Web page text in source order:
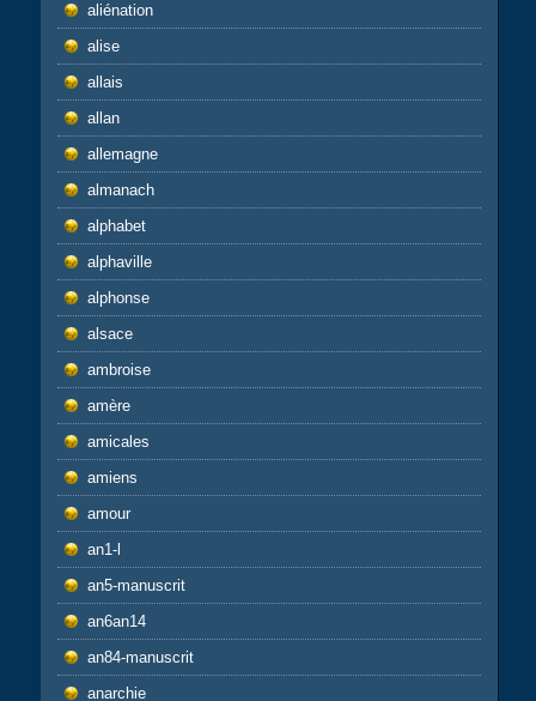
aliénation
alise
allais
allan
allemagne
almanach
alphabet
alphaville
alphonse
alsace
ambroise
amère
amicales
amiens
amour
an1-l
an5-manuscrit
an6an14
an84-manuscrit
anarchie